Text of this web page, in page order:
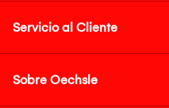
Servicio al Cliente
Sobre Oechsle